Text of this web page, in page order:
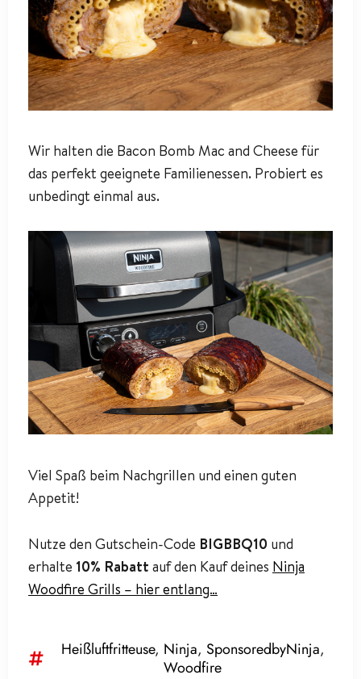
Wir halten die Bacon Bomb Mac and Cheese für
das perfekt geeignete Familienessen. Probiert es
unbedingt einmal aus.
Viel Spaß beim Nachgrillen und einen guten
Appetit!
Nutze den Gutschein-Code BIGBBQ10 und
erhalte 10% Rabatt auf den Kauf deines Ninja
Woodfire Grills – hier entlang…
Heißluftfritteuse, Ninja, SponsoredbyNinja,
Woodfire